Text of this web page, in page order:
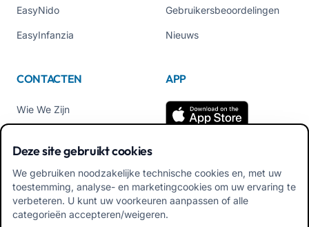
EasyNido
EasyInfanzia
Gebruikersbeoordelingen
Nieuws
CONTACTEN
Wie We Zijn
Tel +39 02 84152514
APP
Download APK Familiale
App
Download APK Educator
Deze site gebruikt cookies
We gebruiken noodzakelijke technische cookies en, met uw
toestemming, analyse- en marketingcookies om uw ervaring te
verbeteren. U kunt uw voorkeuren aanpassen of alle
categorieën accepteren/weigeren.